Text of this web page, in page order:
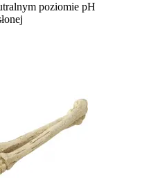
poziomie pH